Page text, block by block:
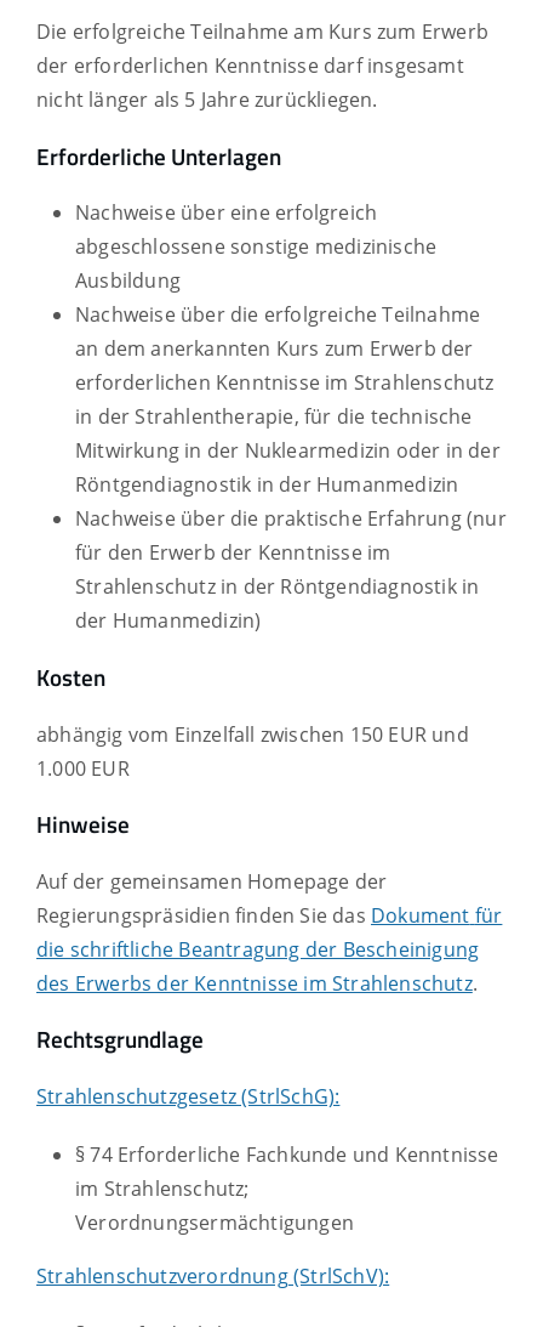
Die erfolgreiche Teilnahme am Kurs zum Erwerb
der erforderlichen Kenntnisse darf insgesamt
nicht länger als 5 Jahre zurückliegen.
Erforderliche Unterlagen
Nachweise über eine erfolgreich
abgeschlossene sonstige medizinische
Ausbildung
Nachweise über die erfolgreiche Teilnahme
an dem anerkannten Kurs zum Erwerb der
erforderlichen Kenntnisse im Strahlenschutz
in der Strahlentherapie, für die technische
Mitwirkung in der Nuklearmedizin oder in der
Röntgendiagnostik in der Humanmedizin
Nachweise über die praktische Erfahrung (nur
für den Erwerb der Kenntnisse im
Strahlenschutz in der Röntgendiagnostik in
der Humanmedizin)
Kosten
abhängig vom Einzelfall zwischen 150 EUR und
1.000 EUR
Hinweise
Auf der gemeinsamen Homepage der
Regierungspräsidien finden Sie das Dokument für
die schriftliche Beantragung der Bescheinigung
des Erwerbs der Kenntnisse im Strahlenschutz.
Rechtsgrundlage
Strahlenschutzgesetz (StrlSchG):
§ 74 Erforderliche Fachkunde und Kenntnisse
im Strahlenschutz;
Verordnungsermächtigungen
Strahlenschutzverordnung (StrlSchV):